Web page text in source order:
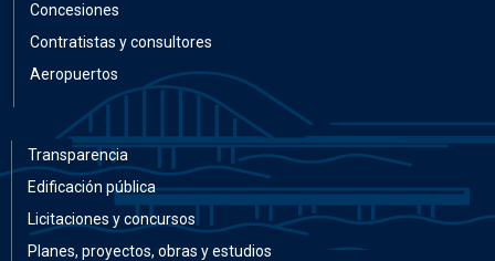
Concesiones
Contratistas y consultores
Aeropuertos
Transparencia
Edificación pública
Licitaciones y concursos
Planes, proyectos, obras y estudios